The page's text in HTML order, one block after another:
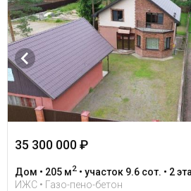
35 300 000 ₽
Дом • 205 м2 • участок 9.6 сот. • 2
ИЖС • Газо-пено-бетон